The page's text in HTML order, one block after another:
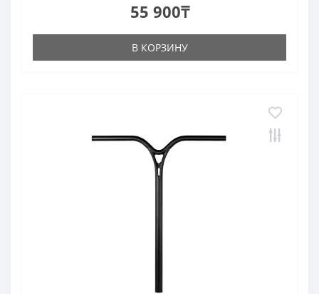
55 900₸
В КОРЗИНУ